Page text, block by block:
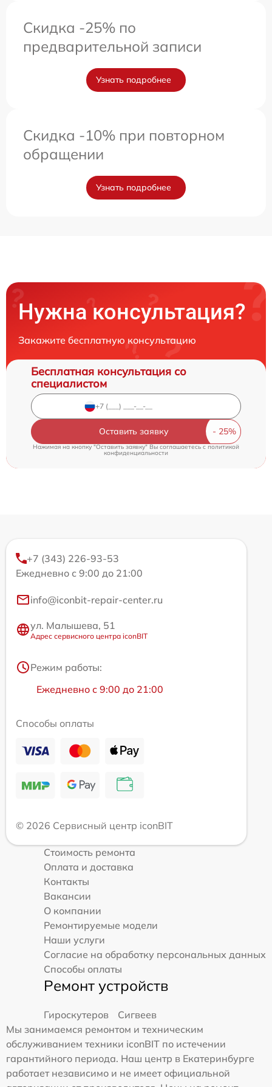
Скидка -25% по
предварительной записи
Узнать подробнее
Скидка -10% при повторном
обращении
Узнать подробнее
Нужна консультация?
Закажите бесплатную консультацию
Бесплатная консультация со
специалистом
Оставить заявку
Нажимая на кнопку "Оставить заявку" Вы соглашаетесь cполитикой
конфиденциальности
+7 (343) 226-93-53
Ежедневно с 9:00 до 21:00
info@iconbit-repair-center.ru
ул. Малышева, 51
Адрес сервисного центра iconBIT
Режим работы:
Ежедневно с 9:00 до 21:00
Способы оплаты
© 2026 Сервисный центр iconBIT
Стоимость ремонта
Оплата и доставка
Контакты
Вакансии
О компании
Ремонтируемые модели
Наши услуги
Согласие на обработку персональных данных
Способы оплаты
Ремонт устройств
Гироскутеров
Сигвеев
Мы занимаемся ремонтом и техническим
обслуживанием техники iconBIT по истечении
гарантийного периода. Наш центр в Екатеринбурге
работает независимо и не имеет официальной